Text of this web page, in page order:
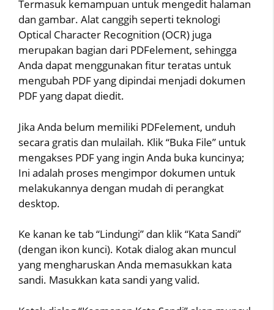
Termasuk kemampuan untuk mengedit halaman
dan gambar. Alat canggih seperti teknologi
Optical Character Recognition (OCR) juga
merupakan bagian dari PDFelement, sehingga
Anda dapat menggunakan fitur teratas untuk
mengubah PDF yang dipindai menjadi dokumen
PDF yang dapat diedit.
Jika Anda belum memiliki PDFelement, unduh
secara gratis dan mulailah. Klik “Buka File” untuk
mengakses PDF yang ingin Anda buka kuncinya;
Ini adalah proses mengimpor dokumen untuk
melakukannya dengan mudah di perangkat
desktop.
Ke kanan ke tab “Lindungi” dan klik “Kata Sandi”
(dengan ikon kunci). Kotak dialog akan muncul
yang mengharuskan Anda memasukkan kata
sandi. Masukkan kata sandi yang valid.